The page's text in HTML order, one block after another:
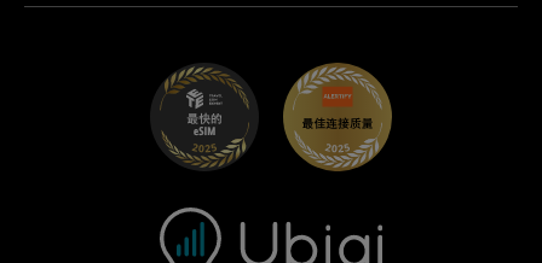
适用于 Maserati 的 Ubigi